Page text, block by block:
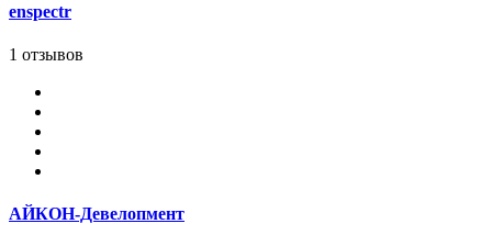
enspectr
1 отзывов
АЙКОН-Девелопмент